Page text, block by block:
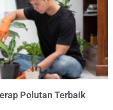
Polutan Terbaik